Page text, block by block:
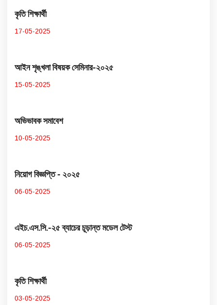
কৃতি শিক্ষার্থী
17-05-2025
আইন শৃঙ্খলা বিষয়ক সেমিনার-২০২৫
15-05-2025
অভিভাবক সমাবেশ
10-05-2025
নিয়োগ বিজ্ঞপ্তি - ২০২৫
06-05-2025
এইচ.এস.সি.-২৫ ব্যাচের চূড়ান্ত মডেল টেস্ট
06-05-2025
কৃতি শিক্ষার্থী
03-05-2025